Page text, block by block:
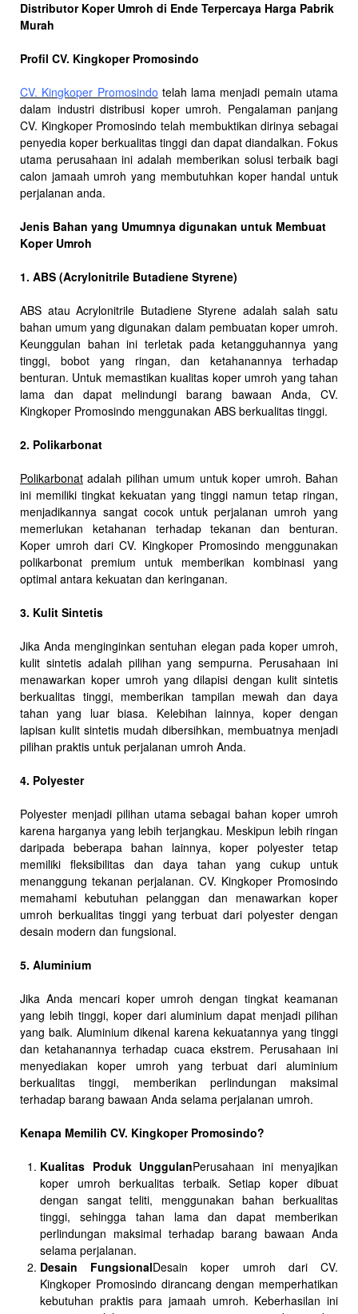
Distributor Koper Umroh di Ende Terpercaya Harga Pabrik
Murah
Profil CV. Kingkoper Promosindo
CV. Kingkoper Promosindo telah lama menjadi pemain utama
dalam industri distribusi koper umroh. Pengalaman panjang
CV. Kingkoper Promosindo telah membuktikan dirinya sebagai
penyedia koper berkualitas tinggi dan dapat diandalkan. Fokus
utama perusahaan ini adalah memberikan solusi terbaik bagi
calon jamaah umroh yang membutuhkan koper handal untuk
perjalanan anda.
Jenis Bahan yang Umumnya digunakan untuk Membuat
Koper Umroh
1. ABS (Acrylonitrile Butadiene Styrene)
ABS atau Acrylonitrile Butadiene Styrene adalah salah satu
bahan umum yang digunakan dalam pembuatan koper umroh.
Keunggulan bahan ini terletak pada ketangguhannya yang
tinggi, bobot yang ringan, dan ketahanannya terhadap
benturan. Untuk memastikan kualitas koper umroh yang tahan
lama dan dapat melindungi barang bawaan Anda, CV.
Kingkoper Promosindo menggunakan ABS berkualitas tinggi.
2. Polikarbonat
Polikarbonat adalah pilihan umum untuk koper umroh. Bahan
ini memiliki tingkat kekuatan yang tinggi namun tetap ringan,
menjadikannya sangat cocok untuk perjalanan umroh yang
memerlukan ketahanan terhadap tekanan dan benturan.
Koper umroh dari CV. Kingkoper Promosindo menggunakan
polikarbonat premium untuk memberikan kombinasi yang
optimal antara kekuatan dan keringanan.
3. Kulit Sintetis
Jika Anda menginginkan sentuhan elegan pada koper umroh,
kulit sintetis adalah pilihan yang sempurna. Perusahaan ini
menawarkan koper umroh yang dilapisi dengan kulit sintetis
berkualitas tinggi, memberikan tampilan mewah dan daya
tahan yang luar biasa. Kelebihan lainnya, koper dengan
lapisan kulit sintetis mudah dibersihkan, membuatnya menjadi
pilihan praktis untuk perjalanan umroh Anda.
4. Polyester
Polyester menjadi pilihan utama sebagai bahan koper umroh
karena harganya yang lebih terjangkau. Meskipun lebih ringan
daripada beberapa bahan lainnya, koper polyester tetap
memiliki fleksibilitas dan daya tahan yang cukup untuk
menanggung tekanan perjalanan. CV. Kingkoper Promosindo
memahami kebutuhan pelanggan dan menawarkan koper
umroh berkualitas tinggi yang terbuat dari polyester dengan
desain modern dan fungsional.
5. Aluminium
Jika Anda mencari koper umroh dengan tingkat keamanan
yang lebih tinggi, koper dari aluminium dapat menjadi pilihan
yang baik. Aluminium dikenal karena kekuatannya yang tinggi
dan ketahanannya terhadap cuaca ekstrem. Perusahaan ini
menyediakan koper umroh yang terbuat dari aluminium
berkualitas tinggi, memberikan perlindungan maksimal
terhadap barang bawaan Anda selama perjalanan umroh.
Kenapa Memilih CV. Kingkoper Promosindo?
Kualitas Produk UnggulanPerusahaan ini menyajikan
koper umroh berkualitas terbaik. Setiap koper dibuat
dengan sangat teliti, menggunakan bahan berkualitas
tinggi, sehingga tahan lama dan dapat memberikan
perlindungan maksimal terhadap barang bawaan Anda
selama perjalanan.
Desain FungsionalDesain koper umroh dari CV.
Kingkoper Promosindo dirancang dengan memperhatikan
kebutuhan praktis para jamaah umroh. Keberhasilan ini